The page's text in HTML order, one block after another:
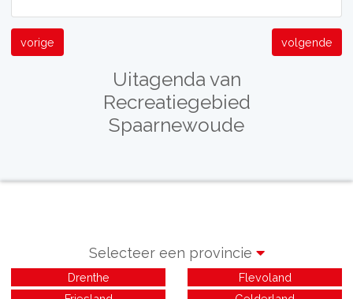
vorige volgende
Uitagenda van
Recreatiegebied
Spaarnewoude
Selecteer een provincie
Drenthe
Flevoland